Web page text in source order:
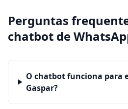
Perguntas
chatbot de
O chatbot funciona para
Gaspar?